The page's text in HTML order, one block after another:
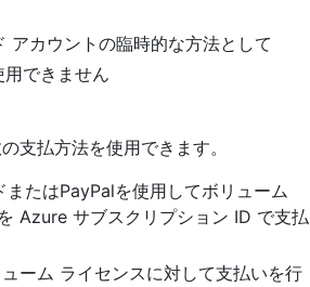
カウントの臨時的な方法として
できません
支払方法を使用できます。
たはPayPalを使用してボリューム
Azure サブスクリプション ID で支払
ーム ライセンスに対して支払いを行